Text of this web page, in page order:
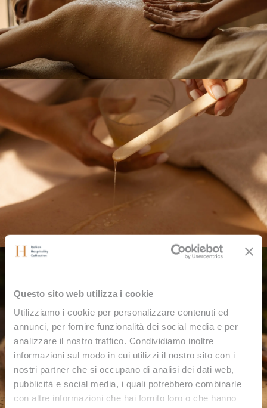
Questo sito web utilizza i cookie
Utilizziamo i cookie per personalizzare contenuti ed
annunci, per fornire funzionalità dei social media e per
analizzare il nostro traffico. Condividiamo inoltre
informazioni sul modo in cui utilizzi il nostro sito con i
nostri partner che si occupano di analisi dei dati web,
pubblicità e social media, i quali potrebbero combinarle
con altre informazioni che hai fornito loro o che hanno